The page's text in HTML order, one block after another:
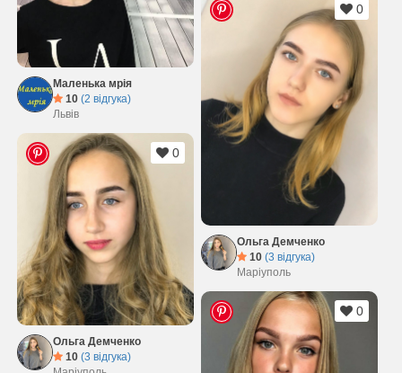
Маленька мрія
10 (2 відгука)
Львів
Ольга Демченко
10 (3 відгука)
Маріуполь
0
Ольга Демченко
10 (3 відгука)
0
0